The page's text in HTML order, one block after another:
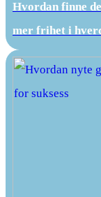
Hvordan finne
mer frihet i